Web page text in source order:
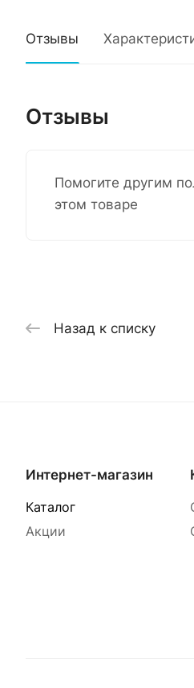
Отзывы
Отзывы
Помогите другим
этом товаре
Назад к списку
Интернет-магазин
Каталог
Акции